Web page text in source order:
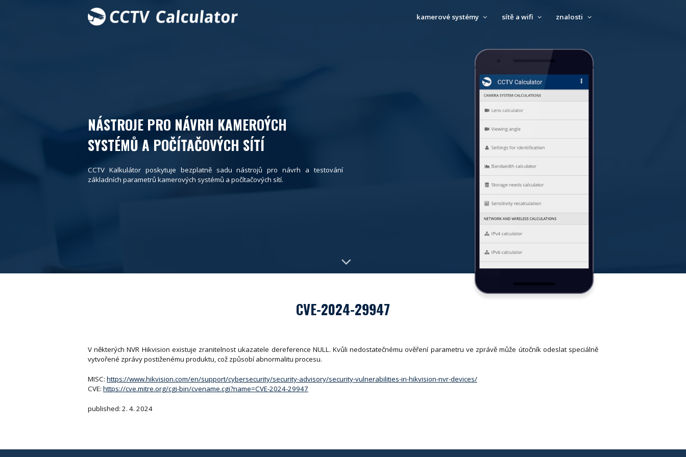
kamerové systémy sítě a wifi znalosti
NÁSTROJE PRO NÁVRH KAMEROÝCH
SYSTÉMŮ A POČÍTAČOVÝCH SÍTÍ
CCTV Kalkulátor poskytuje bezplatně sadu nástrojů pro návrh a testování
základních parametrů kamerových systémů a počítačových sítí.
CVE-2024-29947
V některých NVR Hikvision existuje zranitelnost ukazatele dereference NULL. Kvůli nedostatečnému ověření parametru ve zprávě může útočník odeslat speciálně
vytvořené zprávy postiženému produktu, což způsobí abnormalitu procesu.
MISC: https://www.hikvision.com/en/support/cybersecurity/security-advisory/security-vulnerabilities-in-hikvision-nvr-devices/
CVE: https://cve.mitre.org/cgi-bin/cvename.cgi?name=CVE-2024-29947
published: 2. 4. 2024